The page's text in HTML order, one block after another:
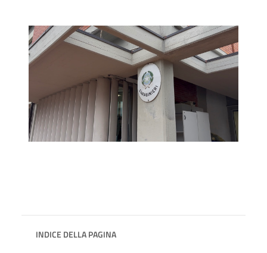
INDICE DELLA PAGINA